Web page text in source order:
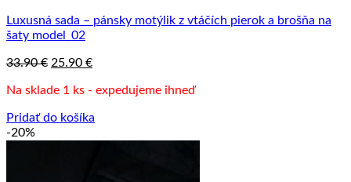
Luxusná sada – pánsky motýlik z vtáčích pierok a brošňa na
šaty model_02
33.90€ Pôvodná
bola:
25.90 €Aktuálna
je:
Na sklade 1 ks - expedujeme ihneď
Pridať do košíka
-20%